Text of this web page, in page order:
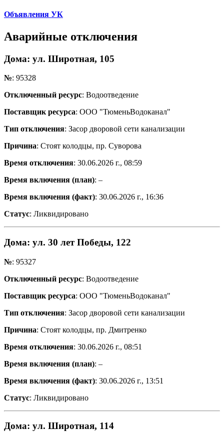
Объявления УК
Аварийные отключения
Дома: ул. Широтная, 105
№: 95328
Отключенный ресурс: Водоотведение
Поставщик ресурса: ООО "ТюменьВодоканал"
Тип отключения: Засор дворовой сети канализации
Причина: Стоят колодцы, пр. Суворова
Время отключения: 30.06.2026 г., 08:59
Время включения (план): –
Время включения (факт): 30.06.2026 г., 16:36
Статус: Ликвидировано
Дома: ул. 30 лет Победы, 122
№: 95327
Отключенный ресурс: Водоотведение
Поставщик ресурса: ООО "ТюменьВодоканал"
Тип отключения: Засор дворовой сети канализации
Причина: Стоят колодцы, пр. Дмитренко
Время отключения: 30.06.2026 г., 08:51
Время включения (план): –
Время включения (факт): 30.06.2026 г., 13:51
Статус: Ликвидировано
Дома: ул. Широтная, 114